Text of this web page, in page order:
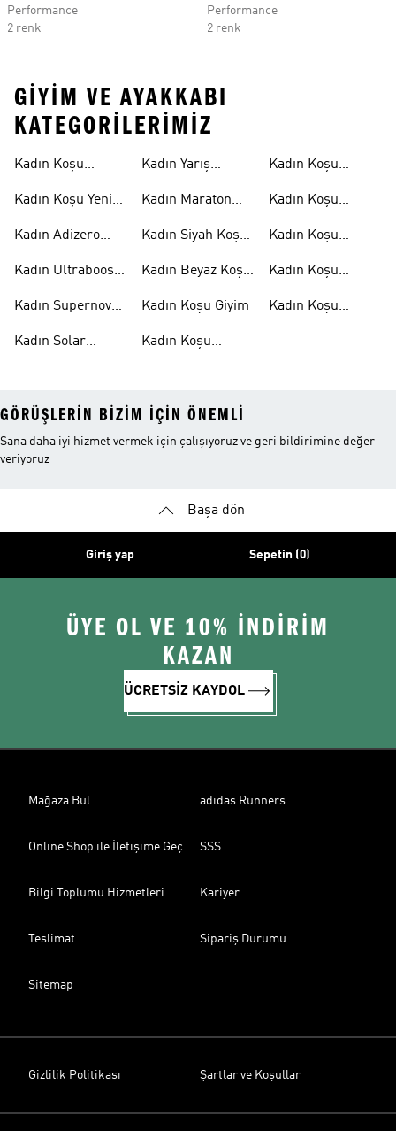
Performance
2 renk
Performance
2 renk
GIYIM VE AYAKKABI
KATEGORILERIMIZ
Kadın Koşu
Kadın Koşu Yeni
Kadın Adizero
Kadın Ultraboost
Kadın Supernova
Kadın Solar
Ayakkabıları
Kadın Yarış
Kadın Maraton
Kadın Siyah Koşu
Kadın Beyaz Koşu
Kadın Koşu Giyim
Kadın Koşu
Tişörtleri
Kadın Koşu
Kadın Koşu
Kadın Koşu
Kadın Koşu
Kadın Koşu
GÖRÜŞLERIN BIZIM IÇIN ÖNEMLI
Sana daha iyi hizmet vermek için çalışıyoruz ve geri bildirimine değer
veriyoruz
Başa dön
Giriş yap Sepetin (0)
ÜYE OL VE 10% İNDİRİM
KAZAN
ÜCRETSİZ KAYDOL
Mağaza Bul adidas Runners
Online Shop ile İletişime Geç SSS
Bilgi Toplumu Hizmetleri Kariyer
Teslimat Sipariş Durumu
Sitemap
Gizlilik Politikası Şartlar ve Koşullar